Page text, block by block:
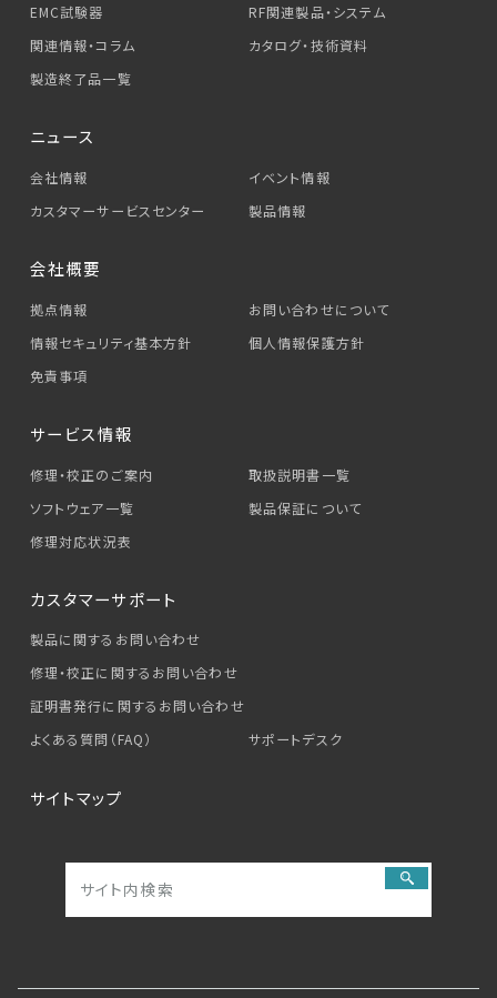
EMC試験器
RF関連製品・システム
関連情報・コラム
カタログ・技術資料
製造終了品一覧
ニュース
会社情報
イベント情報
カスタマーサービス センター 製品情報
会社概要
拠点情報
お問い合わせについて
情報セキュリティ基本方針
個人情報保護方針
免責事項
サービス情報
修理・校正のご案内
取扱説明書一覧
ソフトウェア一覧
製品保証について
修理対応状況表
カスタマーサポート
製品に関するお問い合わせ
修理・校正に関するお問い合わせ
証明書発行に関するお問い合わせ
よくある質問（FAQ）
サポートデスク
サイトマップ